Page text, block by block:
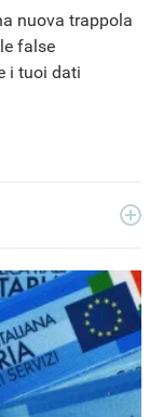
nuova trappola
false
i tuoi dati
Pop. La sua